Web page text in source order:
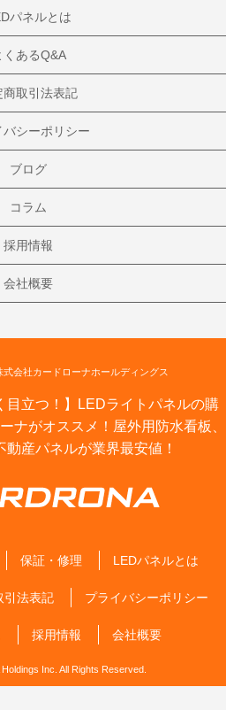
パネルとは
くあるQ&A
商取引法表記
バシーポリシー
ブログ
コラム
採用情報
会社概要
会社カードローナホールディングス
目立つ！】LEDライトパネルの購
ナがオススメ！屋外用防水看板、
動産パネルが業界最安値！
保証・修理 LEDパネルとは
引法表記 プライバシーポリシー
採用情報 会社概要
Inc. All Rights Reserved.